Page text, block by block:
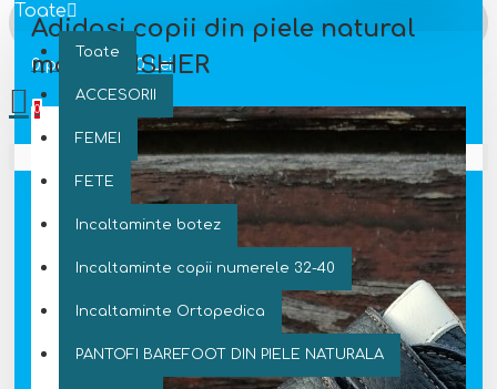
Toate
Toate
ACCESORII
FEMEI
FETE
Incaltaminte botez
Incaltaminte copii numerele 32-40
Incaltaminte Ortopedica
PANTOFI BAREFOOT DIN PIELE NATURALA
0 produs(e) - 0 Lei
0
Coșul este gol!
Adidasi copii din piele natural
model FISHER